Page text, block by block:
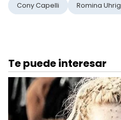
Cony Capelli Romina Uhrig